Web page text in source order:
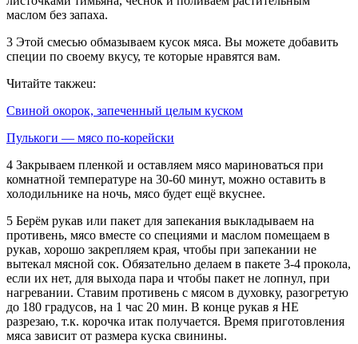
маслом без запаха.
3 Этой смесью обмазываем кусок мяса. Вы можете добавить
специи по своему вкусу, те которые нравятся вам.
Читайте такжеu:
Свиной окорок, запеченный целым куском
Пулькоги — мясо по-корейски
4 Закрываем пленкой и оставляем мясо мариноваться при
комнатной температуре на 30-60 минут, можно оставить в
холодильнике на ночь, мясо будет ещё вкуснее.
5 Берём рукав или пакет для запекания выкладываем на
противень, мясо вместе со специями и маслом помещаем в
рукав, хорошо закрепляем края, чтобы при запекании не
вытекал мясной сок. Обязательно делаем в пакете 3-4 прокола,
если их нет, для выхода пара и чтобы пакет не лопнул, при
нагревании. Ставим противень с мясом в духовку, разогретую
до 180 градусов, на 1 час 20 мин. В конце рукав я НЕ
разрезаю, т.к. корочка итак получается. Время приготовления
мяса зависит от размера куска свинины.